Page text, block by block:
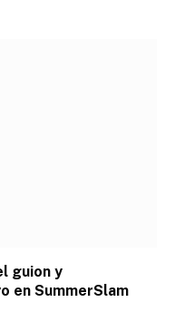
guion y
en SummerSlam